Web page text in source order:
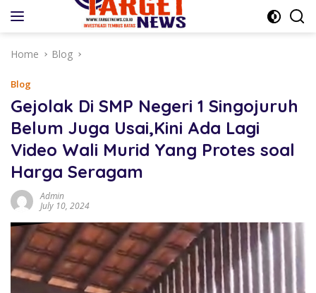
Home
Blog
Blog
Gejolak Di SMP Negeri 1 Singojuruh
Belum Juga Usai,Kini Ada Lagi
Video Wali Murid Yang Protes soal
Harga Seragam
Admin
July 10, 2024